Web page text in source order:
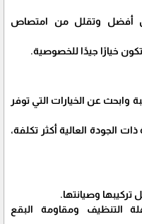
أفضل وتقلل من امتصاص
تكون خيارًا جيدًا للخصوصية.
وابحث عن الخيارات التي توفر
الجودة العالية أكثر تكلفة،
وصيانتها.
التنظيف ومقاومة البقع